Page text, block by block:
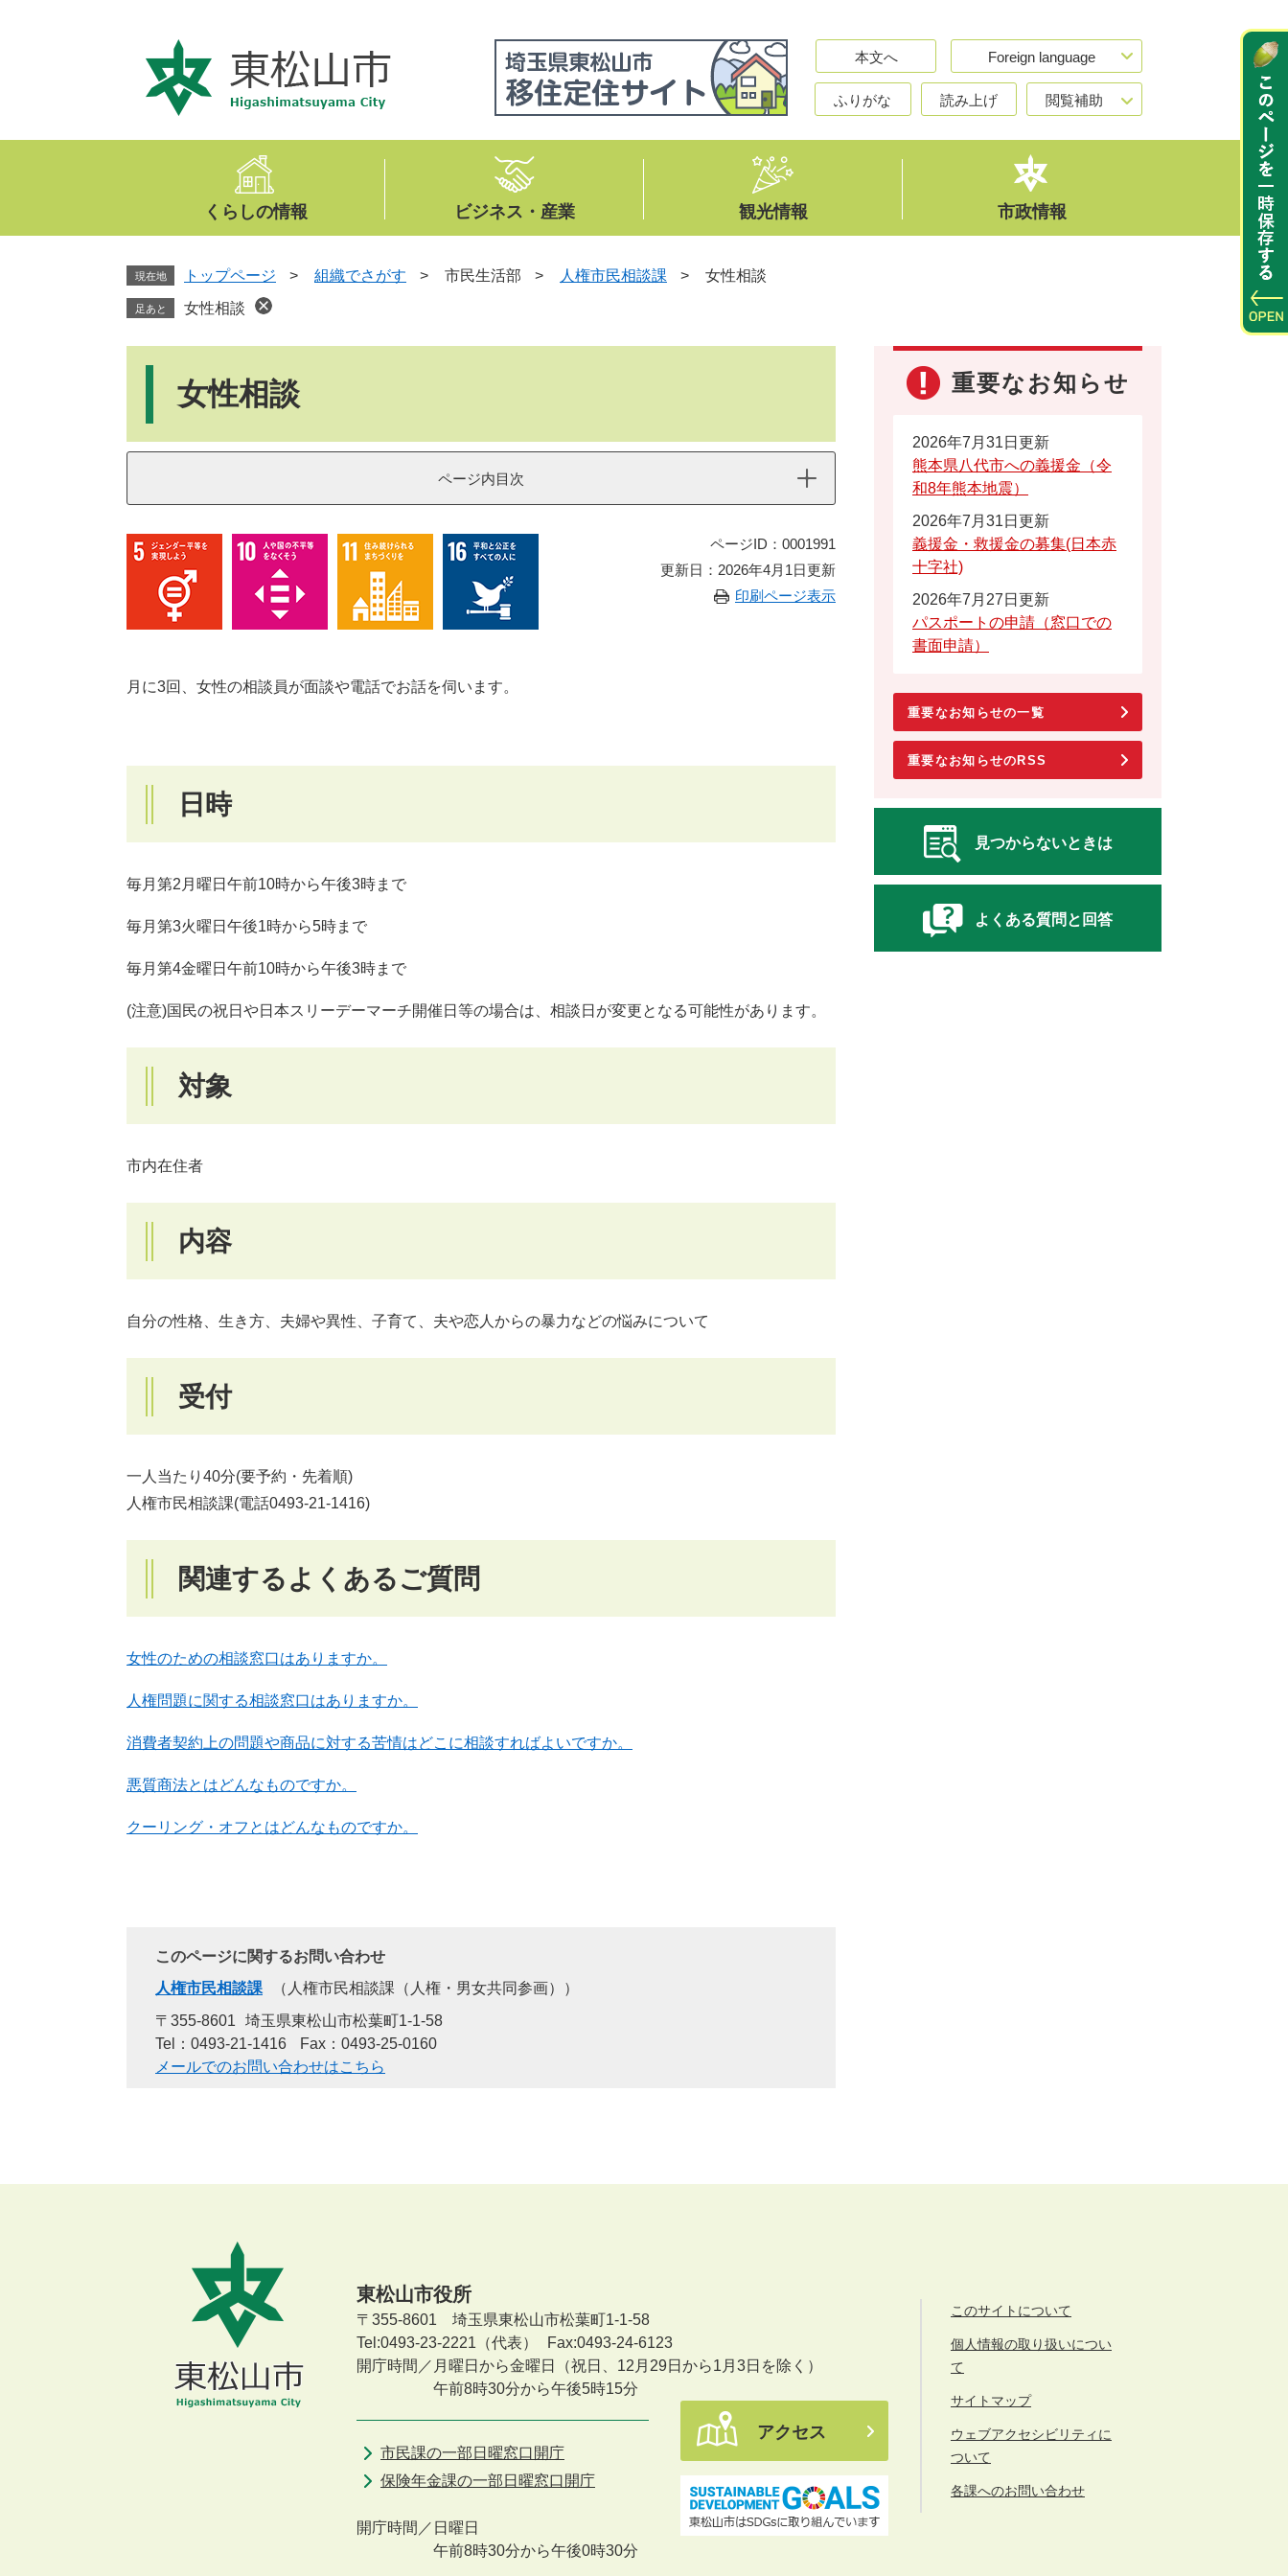
文
本文へ Foreign language
ふりがな 読み上げ 閲覧補助
くらしの情報 ビジネス・産業 観光情報 市政情報
現在地 トップページ > 組織でさがす > 市民生活部 > 人権市民相談課 > 女性相談
足あと 女性相談
女性相談
ページ内目次
ページID：0001991
更新日：2026年4月1日更新
印刷ページ表示
月に3回、女性の相談員が面談や電話でお話を伺います。
日時
毎月第2月曜日午前10時から午後3時まで
毎月第3火曜日午後1時から5時まで
毎月第4金曜日午前10時から午後3時まで
(注意)国民の祝日や日本スリーデーマーチ開催日等の場合は、相談日が変更となる可能性があります。
対象
市内在住者
内容
自分の性格、生き方、夫婦や異性、子育て、夫や恋人からの暴力などの悩みについて
受付
一人当たり40分(要予約・先着順)
人権市民相談課(電話0493‐21‐1416)
関連するよくあるご質問
女性のための相談窓口はありますか。
人権問題に関する相談窓口はありますか。
消費者契約上の問題や商品に対する苦情はどこに相談すればよいですか。
悪質商法とはどんなものですか。
クーリング・オフとはどんなものですか。
このページに関するお問い合わせ
人権市民相談課
人権市民相談課（人権・男女共同参画）
〒355-8601
埼玉県東松山市松葉町1-1-58
Tel：0493-21-1416
Fax：0493-25-0160
メールでのお問い合わせはこちら
重要なお知らせ
2026年7月31日更新
熊本県八代市への義援金（令
和8年熊本地震）
2026年7月31日更新
義援金・救援金の募集(日本赤
十字社)
2026年7月27日更新
パスポートの申請（窓口での
書面申請）
重要なお知らせの一覧
重要なお知らせのRSS
見つからないときは
よくある質問と回答
東松山市役所
〒355-8601 埼玉県東松山市松葉町1-1-58
Tel:0493-23-2221（代表）
Fax:0493-24-6123
開庁時間／月曜日から金曜日
（祝日、12月29日から1月3日を除く）
午前8時30分から午後5時15分
市民課の一部日曜窓口開庁
保険年金課の一部日曜窓口開庁
開庁時間／ 日曜日
午前8時30分から午後0時30分
アクセス
このサイトについて
個人情報の取り扱いについ
て
サイトマップ
ウェブアクセシビリティに
ついて
各課へのお問い合わせ